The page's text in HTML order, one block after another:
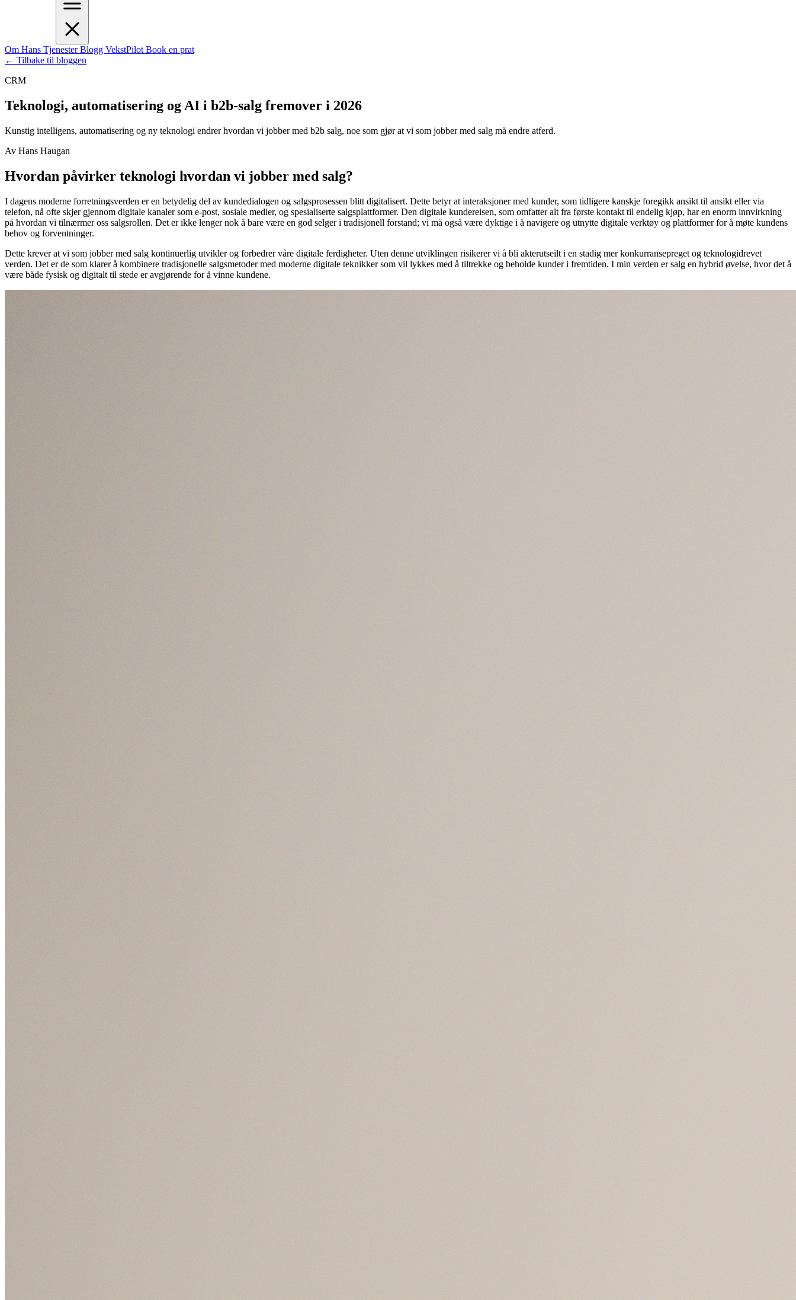
Om Hans TjenesterBlogg VekstPilot Book en prat
← Tilbake til bloggen
CRM
Teknologi, automatisering og AI i b2b-salg fremover i 2026
Kunstig intelligens, automatisering og ny teknologi endrer hvordan vi jobber med b2b salg, noe som gjør at vi som jobber med salg må endre atferd.
Av Hans Haugan
Hvordan påvirker teknologi hvordan vi jobber med salg?
I dagens moderne forretningsverden er en betydelig del av kundedialogen og salgsprosessen blitt digitalisert. Dette betyr at interaksjoner med kunder, som tidligere kanskje foregikk ansikt til ansikt eller via
telefon, nå ofte skjer gjennom digitale kanaler som e-post, sosiale medier, og spesialiserte salgsplattformer. Den digitale kundereisen, som omfatter alt fra første kontakt til endelig kjøp, har en enorm innvirkning
på hvordan vi tilnærmer oss salgsrollen. Det er ikke lenger nok å bare være en god selger i tradisjonell forstand; vi må også være dyktige i å navigere og utnytte digitale verktøy og plattformer for å møte kundens
behov og forventninger.
Dette krever at vi som jobber med salg kontinuerlig utvikler og forbedrer våre digitale ferdigheter. Uten denne utviklingen risikerer vi å bli akterutseilt i en stadig mer konkurransepreget og teknologidrevet
verden. Det er de som klarer å kombinere tradisjonelle salgsmetoder med moderne digitale teknikker som vil lykkes med å tiltrekke og beholde kunder i fremtiden. I min verden er salg en hybrid øvelse, hvor det å
være både fysisk og digitalt til stede er avgjørende for å vinne kundene.